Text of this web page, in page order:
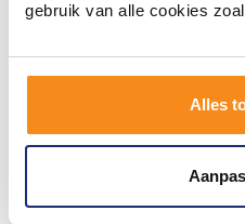
gebruik van alle cookies
Alles